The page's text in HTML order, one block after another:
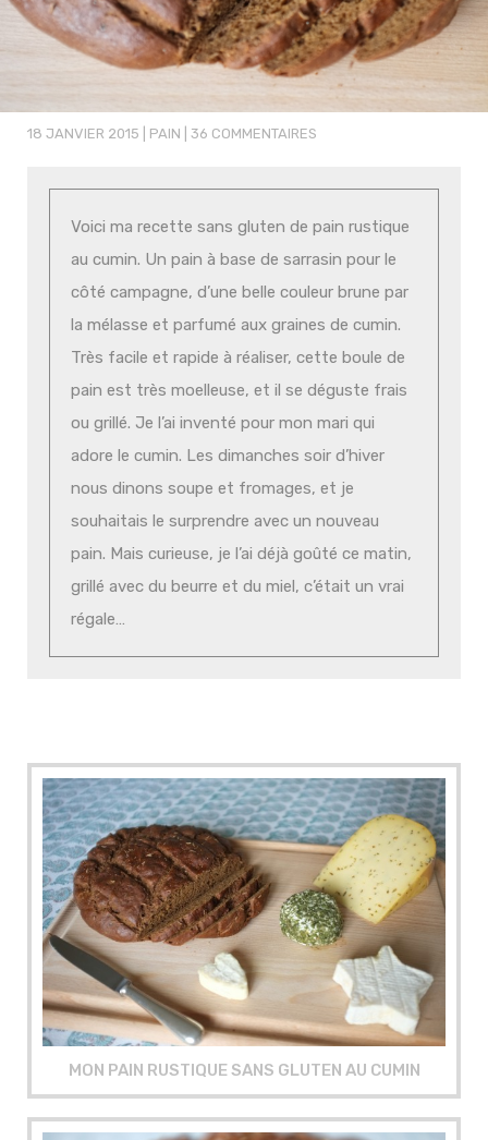
18 JANVIER 2015 PAIN 36 COMMENTAIRES
Voici ma recette sans gluten de pain rustique
au cumin. Un pain à base de sarrasin pour le
côté campagne, d’une belle couleur brune par
la mélasse et parfumé aux graines de cumin.
Très facile et rapide à réaliser, cette boule de
pain est très moelleuse, et il se déguste frais
ou grillé. Je l’ai inventé pour mon mari qui
adore le cumin. Les dimanches soir d’hiver
nous dinons soupe et fromages, et je
souhaitais le surprendre avec un nouveau
pain. Mais curieuse, je l’ai déjà goûté ce matin,
grillé avec du beurre et du miel, c’était un vrai
régale…
MON PAIN RUSTIQUE SANS GLUTEN AU CUMIN